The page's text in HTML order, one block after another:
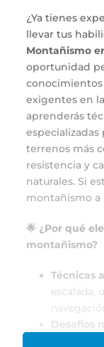
¿Ya tienes
llevar tus
Montañismo
oportunidad
exigentes en
aprenderás
terrenos más
resistencia y
naturales. Si
montañismo a
🌟 ¿Por qué
montañismo?
Técnicas
escalada,
Desafíos